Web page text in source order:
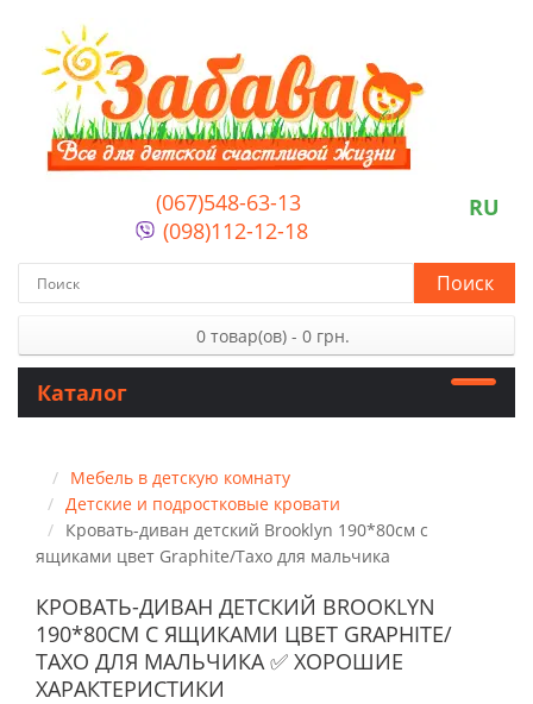
(067)548-63-13
(098)112-12-18
RU
Поиск
0 товар(ов) - 0 грн.
Каталог
Мебель в детскую комнату
Детские и подростковые кровати
Кровать-диван детский Brooklyn 190*80см с
ящиками цвет Graphite/Тахо для мальчика
КРОВАТЬ-ДИВАН ДЕТСКИЙ BROOKLYN
190*80СМ С ЯЩИКАМИ ЦВЕТ GRAPHITE/
ТАХО ДЛЯ МАЛЬЧИКА ✅ ХОРОШИЕ
ХАРАКТЕРИСТИКИ